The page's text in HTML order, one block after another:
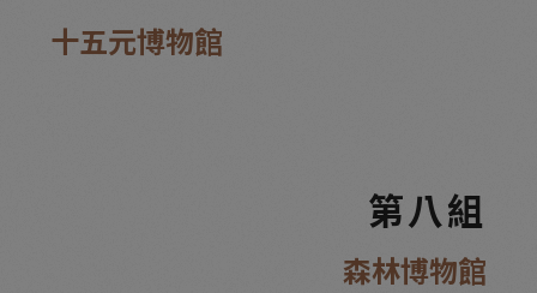
十五元博物館
第八組
森林博物館